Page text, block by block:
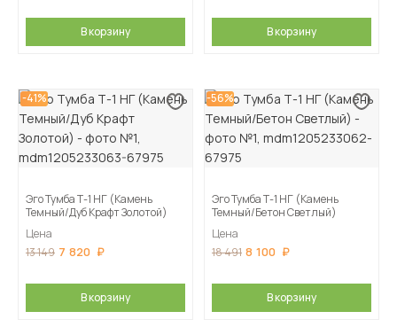
В корзину В корзину
-41%
Эго Тумба Т-1 НГ (Камень
Темный/Дуб Крафт Золотой)
Цена
13 149 7 820
В корзину
-56%
Эго Тумба Т-1 НГ (Камень
Темный/Бетон Светлый)
Цена
18 491 8 100
В корзину